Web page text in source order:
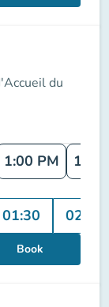
du
1:00 PM 1:30
01:30 02:00
Book